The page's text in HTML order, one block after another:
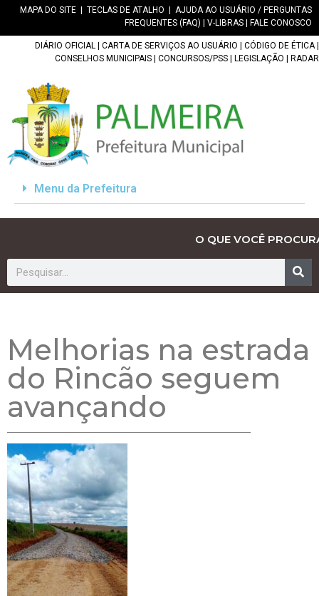
MAPA DO SITE TECLAS DE ATALHO
AJUDA AO USUÁRIO / PERGUNTAS
FREQUENTES (FAQ)
V-LIBRAS FALE CONOSCO
DIÁRIO OFICIAL CARTA DE SERVIÇOS AO USUÁRIO CÓDIGO DE ÉTICA|
CONSELHOS MUNICIPAIS
CONCURSOS/PSS LEGISLAÇÃO RADAR
Menu da Prefeitura
O QUE VOCÊ
Melhorias na estrada
do Rincão seguem
avançando